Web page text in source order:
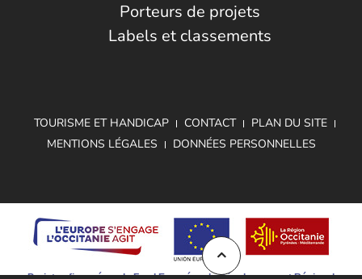
Porteurs de projets
Labels et classements
TOURISME ET HANDICAP CONTACT
PLAN DU SITE
MENTIONS LÉGALES
DONNÉES PERSONNELLES